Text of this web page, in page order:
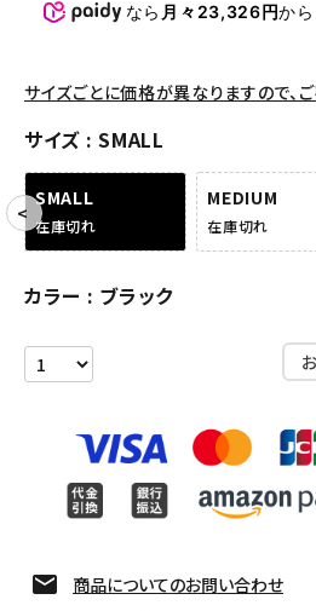
SEASON
CONTENTS
ACCOUNT MENU
なら 月々23,326円か
サイズごとに価格が異なりますので、
サイズ SMALL
SMALL
在庫切れ
MEDIUM
在庫切れ
カラー ブラック
商品についてのお問い合わせ